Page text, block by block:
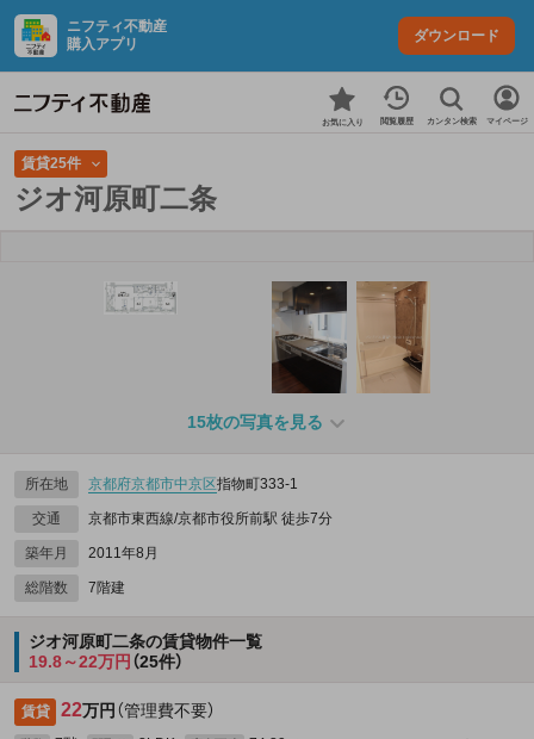
ニフティ不動産
購入アプリ
ダウンロード
お気に入り 閲覧履歴 カンタン検索 マイページ
賃貸25件
ジオ河原町二条
15枚の写真を見る
所在地 京都府京都市中京区指物町333‐1
交通 京都市東西線/京都市役所前駅 徒歩7分
築年月 2011年8月
総階数 7階建
ジオ河原町二条の賃貸物件一覧
19.8～22万円 （25件）
賃貸 22万円 （管理費不要）